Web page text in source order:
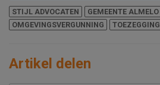
STIJL ADVOCATEN
GEMEENTE ALMELO
OMGEVINGSVERGUNNING
TOEZEGGING
Artikel delen